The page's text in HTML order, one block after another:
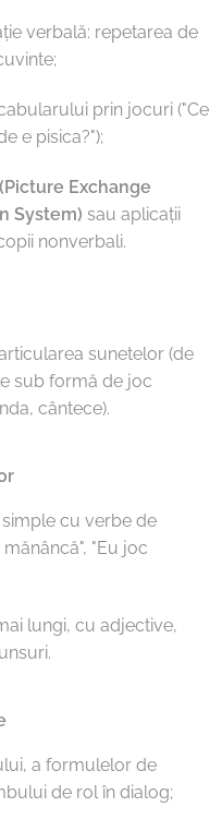
verbală: repetarea de
prin jocuri ("Ce
e pisica?");
(Picture Exchange
System) sau aplicații
nonverbali.
sunetelor (de
sub formă de joc
cântece).
cu verbe de
"Eu joc
lungi, cu adjective,
a formulelor de
de rol în dialog;